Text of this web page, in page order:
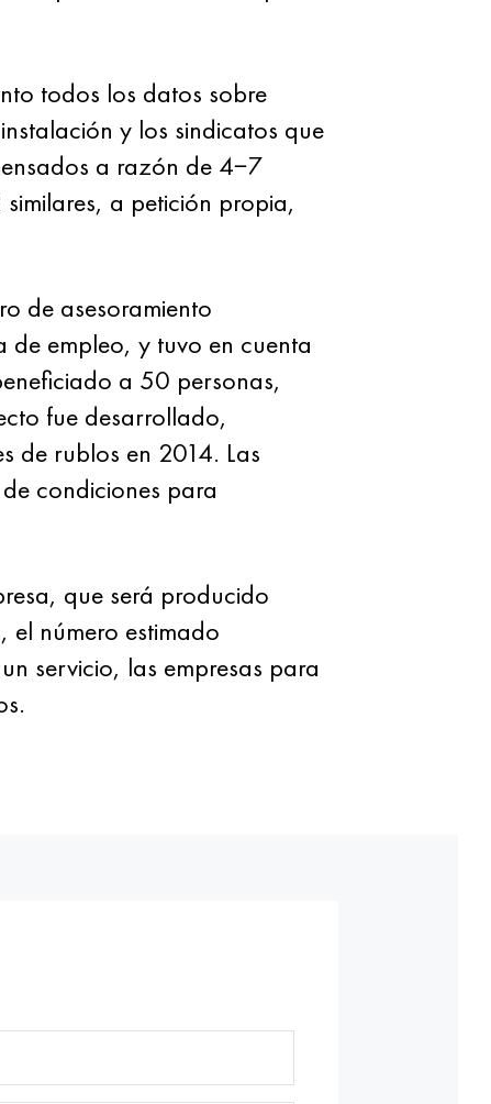
todos los datos sobre
y los sindicatos que
​​a razón de 4−7
a petición propia,
de asesoramiento
de empleo, y tuvo en cuenta
a 50 personas,
fue desarrollado,
de rublos en 2014. Las
condiciones para
que será producido
el número estimado
servicio, las empresas para